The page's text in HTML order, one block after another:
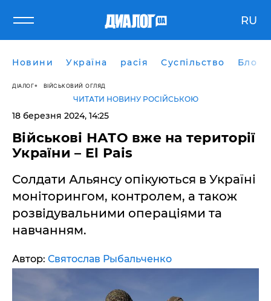
RU
Новини Україна расія Суспільство Блоги
ДІАЛОГ ВІЙСЬКОВИЙ ОГЛЯД
ЧИТАТИ НОВИНУ РОСІЙСЬКОЮ
18 березня 2024, 14:25
Військові НАТО вже на території
України – El Pais
Солдати Альянсу опікуються в Україні
моніторингом, контролем, а також
розвідувальними операціями та
навчанням.
Автор: Святослав Рыбальченко